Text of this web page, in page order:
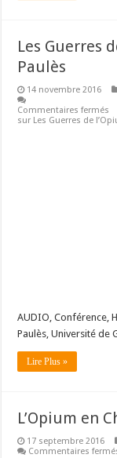
Les Guerres
Paulès
14 novembre 2016
Commentaires fermés
sur Les Guerres de
AUDIO, Conférence,
Paulès, Université de
Lire Plus »
L’Opium en
17 septembre 2016
Commentaires